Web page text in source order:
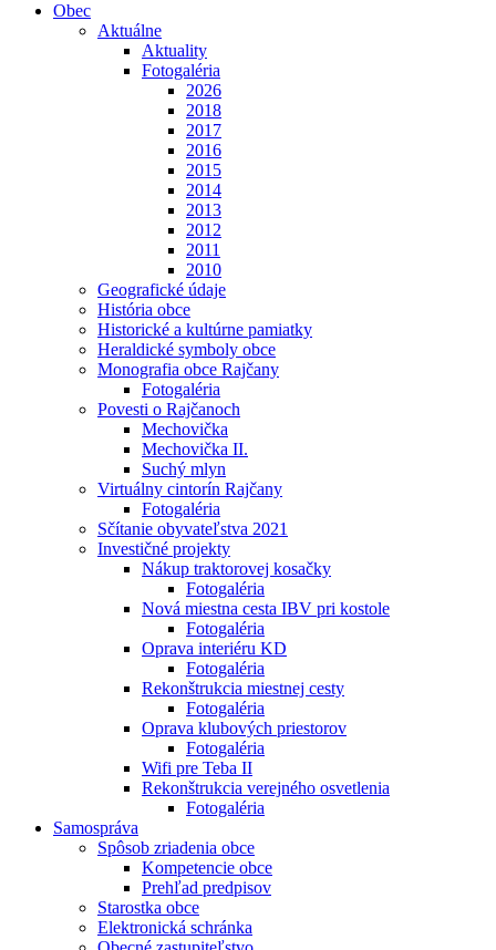
Obec
Aktuálne
Aktuality
Fotogaléria
2026
2018
2017
2016
2015
2014
2013
2012
2011
2010
Geografické údaje
História obce
Historické a kultúrne pamiatky
Heraldické symboly obce
Monografia obce Rajčany
Fotogaléria
Povesti o Rajčanoch
Mechovička
Mechovička II.
Suchý mlyn
Virtuálny cintorín Rajčany
Fotogaléria
Sčítanie obyvateľstva 2021
Investičné projekty
Nákup traktorovej kosačky
Fotogaléria
Nová miestna cesta IBV pri kostole
Fotogaléria
Oprava interiéru KD
Fotogaléria
Rekonštrukcia miestnej cesty
Fotogaléria
Oprava klubových priestorov
Fotogaléria
Wifi pre Teba II
Rekonštrukcia verejného osvetlenia
Fotogaléria
Samospráva
Spôsob zriadenia obce
Kompetencie obce
Prehľad predpisov
Starostka obce
Elektronická schránka